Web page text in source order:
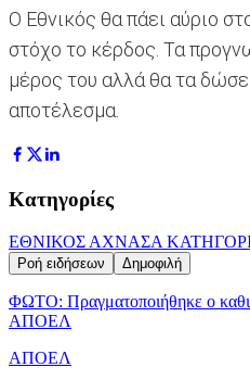
Ο Εθνικός θα πάει αύριο
στόχο το κέρδος. Τα
μέρος του αλλά θα τα
αποτέλεσμα.
Κατηγορίες
ΕΘΝΙΚΟΣ ΑΧΝΑΣΑ
Ροή ειδήσεων Δημοφιλή
ΦΩΤΟ: Πραγματοποιήθηκε ο
ΑΠΟΕΛ
ΑΠΟΕΛ